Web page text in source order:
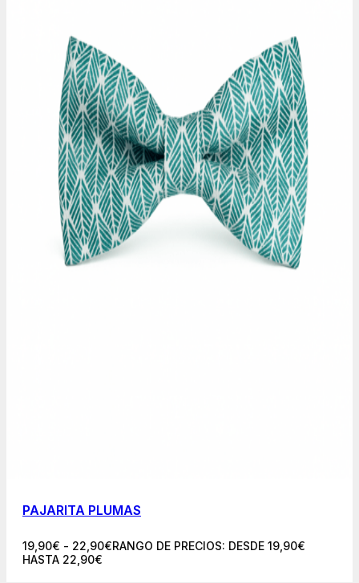
PAJARITA PLUMAS
19,90€ - 22,90€RANGO DE PRECIOS: DESDE 19,90€
HASTA 22,90€